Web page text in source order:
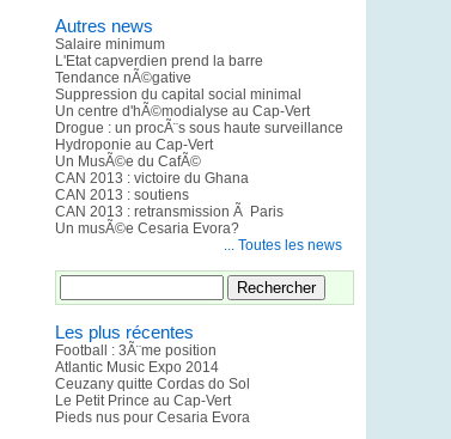
Autres news
Salaire minimum
L'Etat capverdien prend la barre
Tendance nÃ©gative
Suppression du capital social minimal
Un centre d'hÃ©modialyse au Cap-Vert
Drogue : un procÃ¨s sous haute surveillance
Hydroponie au Cap-Vert
Un MusÃ©e du CafÃ©
CAN 2013 : victoire du Ghana
CAN 2013 : soutiens
CAN 2013 : retransmission Ã Paris
Un musÃ©e Cesaria Evora?
... Toutes les news
Les plus récentes
Football : 3Ã¨me position
Atlantic Music Expo 2014
Ceuzany quitte Cordas do Sol
Le Petit Prince au Cap-Vert
Pieds nus pour Cesaria Evora